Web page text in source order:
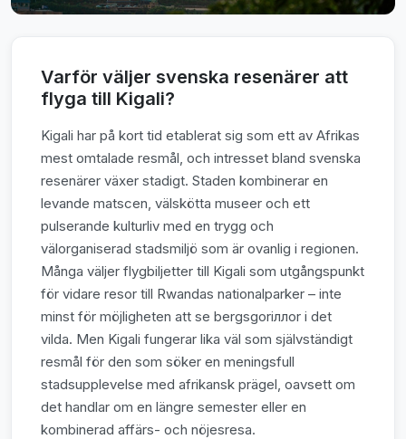
Varför väljer svenska resenärer att
flyga till Kigali?
Kigali har på kort tid etablerat sig som ett av Afrikas
mest omtalade resmål, och intresset bland svenska
resenärer växer stadigt. Staden kombinerar en
levande matscen, välskötta museer och ett
pulserande kulturliv med en trygg och
välorganiserad stadsmiljö som är ovanlig i regionen.
Många väljer flygbiljetter till Kigali som utgångspunkt
för vidare resor till Rwandas nationalparker – inte
minst för möjligheten att se bergsgoriллor i det
vilda. Men Kigali fungerar lika väl som självständigt
resmål för den som söker en meningsfull
stadsupplevelse med afrikansk prägel, oavsett om
det handlar om en längre semester eller en
kombinerad affärs- och nöjesresa.